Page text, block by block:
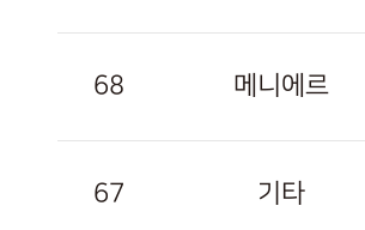
68 메니에르
67 기타